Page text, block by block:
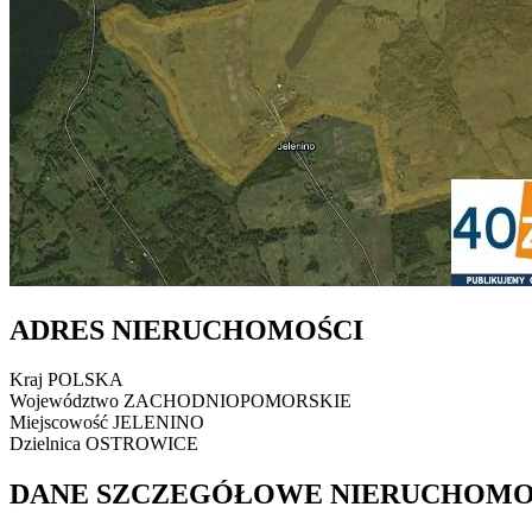
ADRES NIERUCHOMOŚCI
Kraj POLSKA
Województwo ZACHODNIOPOMORSKIE
Miejscowość JELENINO
Dzielnica OSTROWICE
DANE SZCZEGÓŁOWE